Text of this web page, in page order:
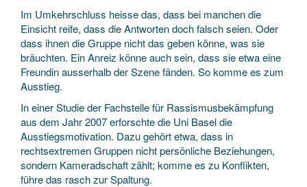
Im Umkehrschluss heisse das, dass bei manchen die
Einsicht reife, dass die Antworten doch falsch seien. Oder
dass ihnen die Gruppe nicht das geben könne, was sie
bräuchten. Ein Anreiz könne auch sein, dass sie etwa eine
Freundin ausserhalb der Szene fänden. So komme es zum
Ausstieg.
In einer Studie der Fachstelle für Rassismusbekämpfung
aus dem Jahr 2007 erforschte die Uni Basel die
Ausstiegsmotivation. Dazu gehört etwa, dass in
rechtsextremen Gruppen nicht persönliche Beziehungen,
sondern Kameradschaft zählt; komme es zu Konflikten,
führe das rasch zur Spaltung.